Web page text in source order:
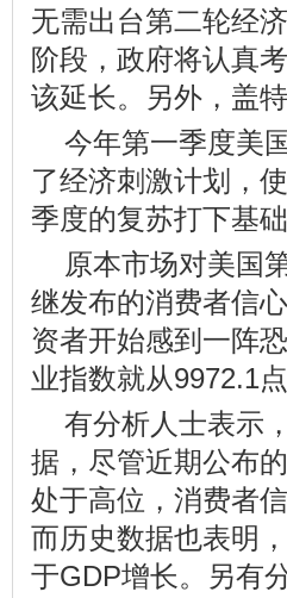
无需出台第二轮经
阶段，政府将认真
该延长。另外，盖
今年第一季度美
了经济刺激计划，
季度的复苏打下基础
原本市场对美国
继发布的消费者信
资者开始感到一阵
业指数就从9972.1
有分析人士表示
据，尽管近期公布
处于高位，消费者
而历史数据也表明
于GDP增长。另有